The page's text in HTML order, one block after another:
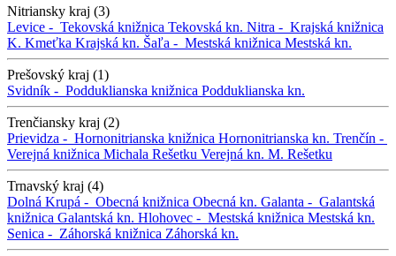
Nitriansky kraj (3)
Levice - Tekovská knižnica Tekovská kn. Nitra - Krajská knižnica
K. Kmeťka Krajská kn. Šaľa - Mestská knižnica Mestská kn.
Prešovský kraj (1)
Svidník - Podduklianska knižnica Podduklianska kn.
Trenčiansky kraj (2)
Prievidza - Hornonitrianska knižnica Hornonitrianska kn. Trenčín -
Verejná knižnica Michala Rešetku Verejná kn. M. Rešetku
Trnavský kraj (4)
Dolná Krupá - Obecná knižnica Obecná kn. Galanta - Galantská
knižnica Galantská kn. Hlohovec - Mestská knižnica Mestská kn.
Senica - Záhorská knižnica Záhorská kn.